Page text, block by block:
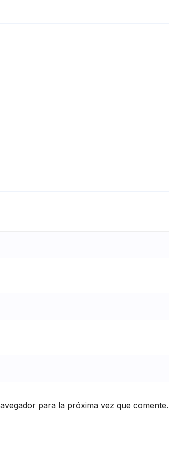
para la próxima vez que comente.